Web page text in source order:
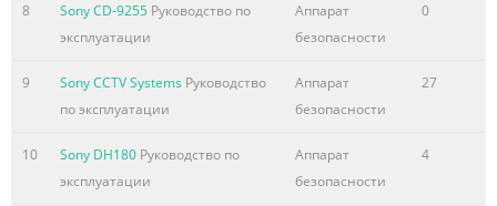
8 Sony CD-9255 Руководство по
эксплуатации
Аппарат
безопасности
0
9 Sony CCTV Systems Руководство
по эксплуатации
Аппарат
безопасности
27
10 Sony DH180 Руководство по
эксплуатации
Аппарат
безопасности
4